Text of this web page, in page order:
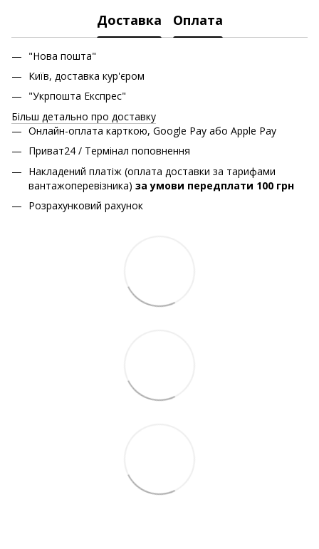
Доставка Оплата
"Нова пошта"
Київ, доставка кур'єром
"Укрпошта Експрес"
Більш детально про доставку
Онлайн-оплата карткою, Google Pay або Apple Pay
Приват24 / Термінал поповнення
Накладений платіж (оплата доставки за тарифами
вантажоперевізника) за умови передплати 100 грн
Розрахунковий рахунок